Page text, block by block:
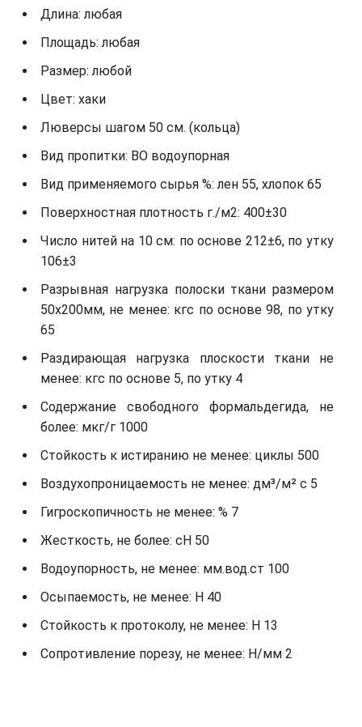
Длина: любая
Площадь: любая
Размер: любой
Цвет: хаки
Люверсы шагом 50 см. (кольца)
Вид пропитки: ВО водоупорная
Вид применяемого сырья %: лен 55, хлопок 65
Поверхностная плотность г./м2: 400±30
Число нитей на 10 см: по основе 212±6, по утку
106±3
Разрывная нагрузка полоски ткани размером
50х200мм, не менее: кгс по основе 98, по утку
65
Раздирающая нагрузка плоскости ткани не
менее: кгс по основе 5, по утку 4
Содержание свободного формальдегида, не
более: мкг/г 1000
Стойкость к истиранию не менее: циклы 500
Воздухопроницаемость не менее: дм³/м² с 5
Гигроскопичность не менее: % 7
Жесткость, не более: cH 50
Водоупорность, не менее: мм.вод.ст 100
Осыпаемость, не менее: H 40
Стойкость к протоколу, не менее: H 13
Сопротивление порезу, не менее: Н/мм 2